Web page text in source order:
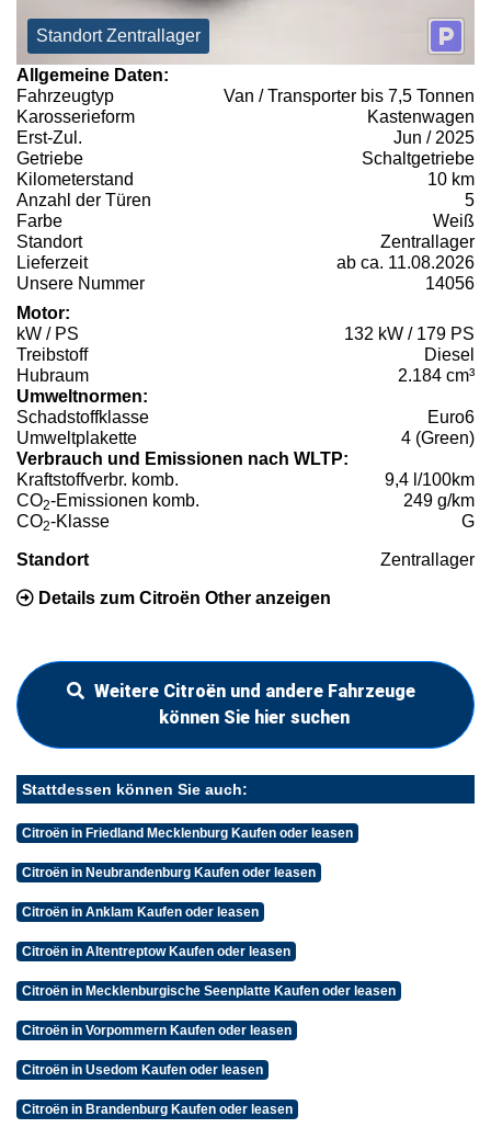
Standort Zentrallager
Allgemeine Daten:
Fahrzeugtyp
Van / Transporter bis 7,5 Tonnen
Karosserieform
Kastenwagen
Erst-Zul.
Jun / 2025
Getriebe
Schaltgetriebe
Kilometerstand
10 km
Anzahl der Türen
5
Farbe
Weiß
Standort
Zentrallager
Lieferzeit
ab ca. 11.08.2026
Unsere Nummer
14056
Motor:
kW / PS
132 kW / 179 PS
Treibstoff
Diesel
Hubraum
2.184 cm³
Umweltnormen:
Schadstoffklasse
Euro6
Umweltplakette
4 (Green)
Verbrauch und Emissionen nach WLTP:
Kraftstoffverbr. komb.
9,4 l/100km
CO2-Emissionen komb.
249 g/km
CO2-Klasse G
Standort Zentrallager
Details zum Citroën Other anzeigen
Weitere Citroën und andere Fahrzeuge
können Sie hier suchen
Stattdessen können Sie auch:
Citroën in Friedland Mecklenburg Kaufen oder leasen
Citroën in Neubrandenburg Kaufen oder leasen
Citroën in Anklam Kaufen oder leasen
Citroën in Altentreptow Kaufen oder leasen
Citroën in Mecklenburgische Seenplatte Kaufen oder leasen
Citroën in Vorpommern Kaufen oder leasen
Citroën in Usedom Kaufen oder leasen
Citroën in Brandenburg Kaufen oder leasen